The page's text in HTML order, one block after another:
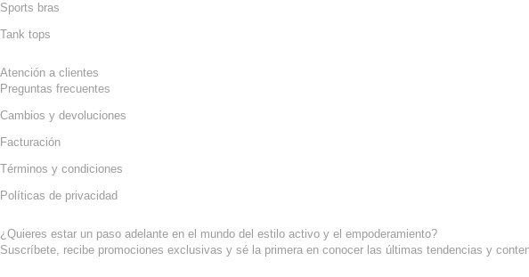
Sports bras
Tank tops
Atención a clientes
Preguntas frecuentes
Cambios y devoluciones
Facturación
Términos y condiciones
Políticas de privacidad
¿Quieres estar un paso adelante en el mundo del estilo activo y el empoderamiento?
Suscríbete, recibe promociones exclusivas y sé la primera en conocer las últimas tendencias y